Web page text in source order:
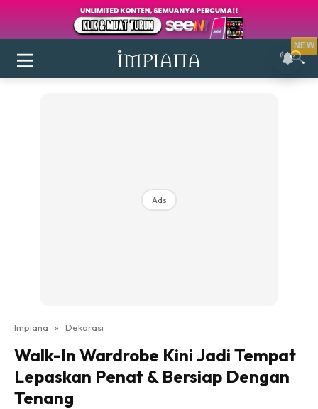
Login|Register
Ruang Makan
Ruang Tamu
Direktori
Ads
Impiana » Dekorasi
Walk-In Wardrobe Kini Jadi Tempat
Lepaskan Penat & Bersiap Dengan
Tenang
NEW